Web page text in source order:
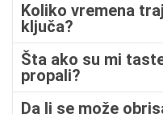
Koliko vremena
ključa?
Šta ako su mi
propali?
Da li se može